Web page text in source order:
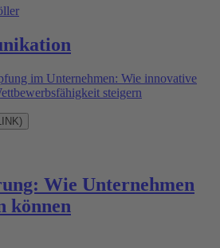
im Unternehmen: Wie innovative
steigern
Wie Unternehmen
können